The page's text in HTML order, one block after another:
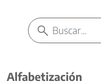
Alfabetización